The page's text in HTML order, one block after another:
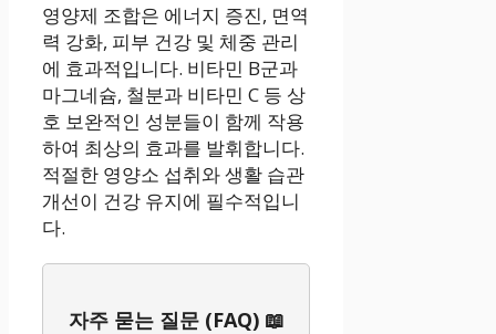
영양제 조합은 에너지 증진, 면역
력 강화, 피부 건강 및 체중 관리
에 효과적입니다. 비타민 B군과
마그네슘, 철분과 비타민 C 등 상
호 보완적인 성분들이 함께 작용
하여 최상의 효과를 발휘합니다.
적절한 영양소 섭취와 생활 습관
개선이 건강 유지에 필수적입니
다.
자주 묻는 질문 (FAQ) 📖